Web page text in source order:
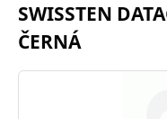
SWISSTEN
ČERNÁ